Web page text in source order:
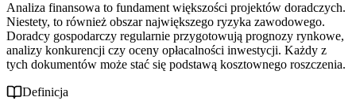
Analiza finansowa to fundament większości projektów doradczych.
Niestety, to również obszar największego ryzyka zawodowego.
Doradcy gospodarczy regularnie przygotowują prognozy rynkowe,
analizy konkurencji czy oceny opłacalności inwestycji. Każdy z
tych dokumentów może stać się podstawą kosztownego roszczenia.
Definicja